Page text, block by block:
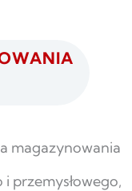
magazynowania
przemysłowego,